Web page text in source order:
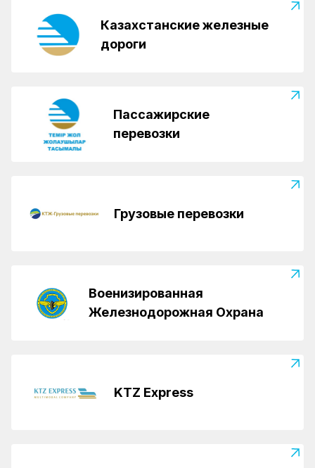
Казахстанские железные
дороги
Пассажирские
перевозки
Грузовые перевозки
Военизированная
Железнодорожная Охрана
KTZ Express